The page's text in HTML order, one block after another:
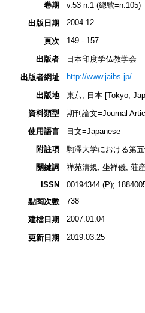
卷期
v.53 n.1 (總號=n.105)
出版日期
2004.12
頁次 149 - 157
出版者
日本印度学仏教学会
出版者網址
http://www.jaibs.jp/
出版地
東京, 日本 [Tokyo,
資料類型
期刊論文=Journal
使用語言
日文=Japanese
附註項
駒澤大学における第
關鍵詞
禅苑清規; 坐禅儀; 荘
ISSN
00194344 (P);
點閱次數
738
建檔日期 2007.01.04
更新日期 2019.03.25